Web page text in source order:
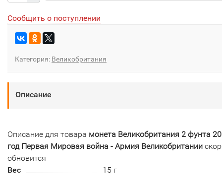
Сообщить о поступлении
Категория: Великобритания
Описание
Описание для товара монета Великобритания 2 фунта
год Первая Мировая война - Армия Великобритании
обновится
Вес
15 г